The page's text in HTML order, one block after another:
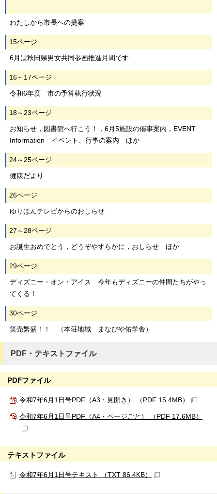
わたしから市長への提案
15ページ
6月は秋田県男女共同参画推進月間です
16～17ページ
令和6年度 市の予算執行状況
18～23ページ
お知らせ，図書館へ行こう！，6月5施設の催事案内，EVENT
Information イベント、行事の案内 ほか
24～25ページ
健康だより
26ページ
ゆりほんテレビからのおしらせ
27～28ページ
お誕生おめでとう，どうぞやすらかに，おしらせ ほか
29ページ
ディズニー・オン・アイス 今年もディズニーの仲間たちがやっ
てくる！
30ページ
笑売繁盛！！ （本荘地域 まなびや佑学舎）
PDF・テキストファイル
PDFファイル
令和7年6月1日号PDF（A3・見開き） （PDF 15.4MB）
令和7年6月1日号PDF（A4・ページごと） （PDF 17.6MB）
テキストファイル
令和7年6月1日号テキスト （TXT 86.4KB）